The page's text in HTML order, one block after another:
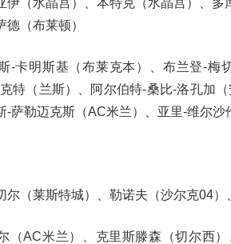
（布莱顿）
-卡明斯基（布莱克本）、布兰登-梅
特（兰斯）、阿尔伯特-桑比-洛孔加
-萨勒迈克斯（AC米兰）、亚里-维尔
尔（莱斯特城）、勒诺夫（沙尔克04
（AC米兰）、克里斯滕森（切尔西